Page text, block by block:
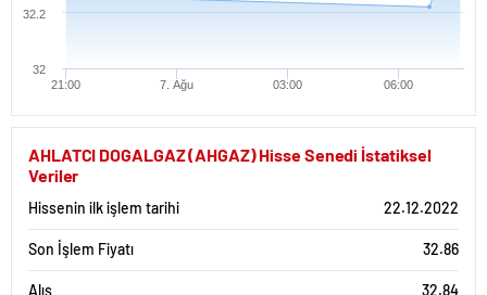
21:00 7. Ağu 03:00 06:00
32
32.2
AHLATCI DOGALGAZ (AHGAZ) Hisse Senedi İstatiksel
Veriler
Hissenin ilk işlem tarihi 22.12.2022
Son İşlem Fiyatı 32.86
Alış 32.84